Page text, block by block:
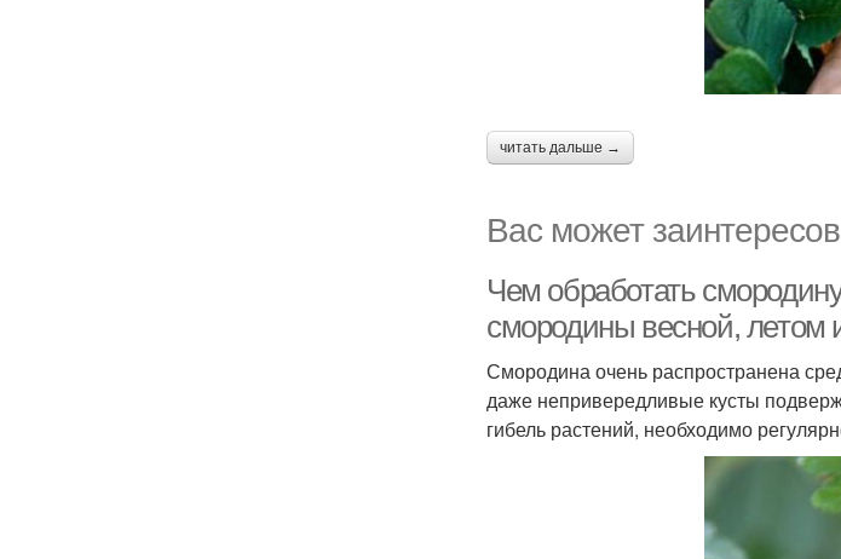
читать дальше →
Вас может
Чем обработать
смородины весной, летом
Смородина очень распространена
даже непривередливые кусты
гибель растений, необходимо